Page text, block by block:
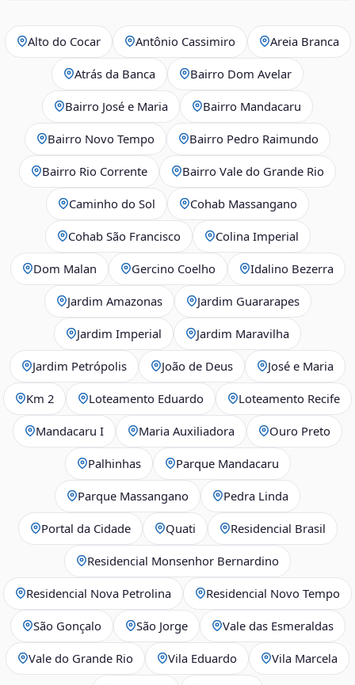
Alto do Cocar Antônio Cassimiro Areia Branca
Atrás da Banca Bairro Dom Avelar
Bairro José e Maria Bairro Mandacaru
Bairro Novo Tempo Bairro Pedro Raimundo
Bairro Rio Corrente Bairro Vale do Grande Rio
Caminho do Sol Cohab Massangano
Cohab São Francisco Colina Imperial
Dom Malan Gercino Coelho Idalino Bezerra
Jardim Amazonas Jardim Guararapes
Jardim Imperial Jardim Maravilha
Jardim Petrópolis João de Deus José e Maria
Km 2 Loteamento Eduardo Loteamento Recife
Mandacaru I Maria Auxiliadora Ouro Preto
Palhinhas Parque Mandacaru
Parque Massangano Pedra Linda
Portal da Cidade Quati Residencial Brasil
Residencial Monsenhor Bernardino
Residencial Nova Petrolina Residencial Novo Tempo
São Gonçalo São Jorge Vale das Esmeraldas
Vale do Grande Rio Vila Eduardo Vila Marcela